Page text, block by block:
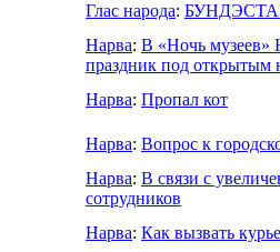
Глас народа:
Нарва: В «Ночь музеев»
праздник под открытым
Нарва: Пропал кот
Нарва: Вопрос к
Нарва: В связи с
сотрудников
Нарва: Как вызвать